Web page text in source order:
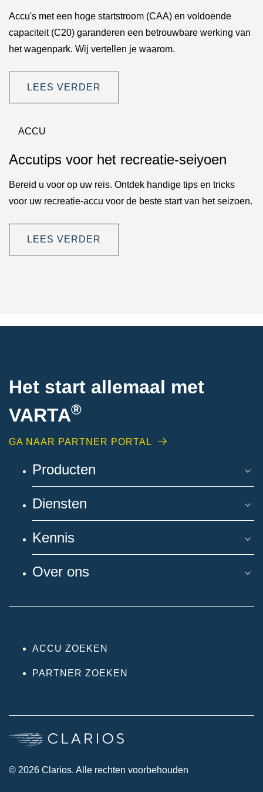
Accu's met een hoge startstroom (CAA) en voldoende
capaciteit (C20) garanderen een betrouwbare werking van
het wagenpark. Wij vertellen je waarom.
LEES VERDER
ACCU
Accutips voor het recreatie-seiyoen
Bereid u voor op uw reis. Ontdek handige tips en tricks
voor uw recreatie-accu voor de beste start van het seizoen.
LEES VERDER
Het start allemaal met
VARTA®
GA NAAR PARTNER PORTAL
Producten
Diensten
Kennis
Over ons
ACCU ZOEKEN
PARTNER ZOEKEN
© 2026 Clarios. Alle rechten voorbehouden